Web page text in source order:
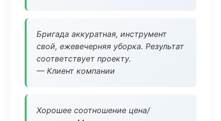
Бригада аккуратная, инструмент
свой, ежевечерняя уборка. Результат
соответствует проекту.
— Клиент компании
Хорошее соотношение цена/